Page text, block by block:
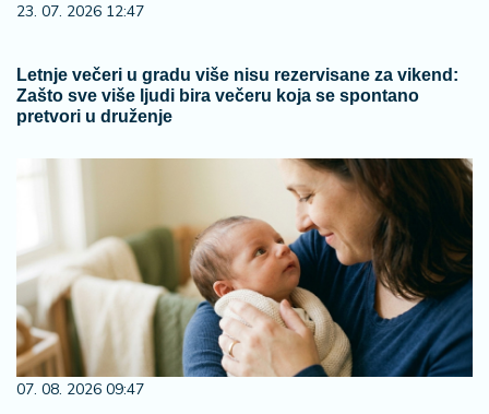
23. 07. 2026 12:47
Letnje večeri u gradu više nisu rezervisane za vikend:
Zašto sve više ljudi bira večeru koja se spontano
pretvori u druženje
07. 08. 2026 09:47